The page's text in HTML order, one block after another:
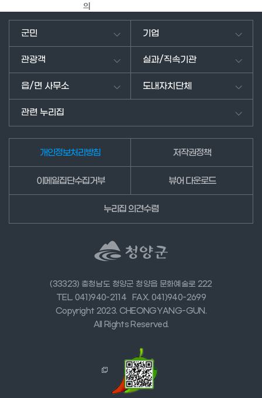
의
의
을
군민 기업
관광객 실과/직속기관
읍/면 사무소 도내자치단체
관련 누리집
개인정보처리방침 저작권정책
이메일집단수집거부 뷰어 다운로드
누리집 의견수렴
(33323) 충청남도 청양군 청양읍 문화예술로 222
TEL. 041)940-2114
FAX. 041)940-2699
Copyright 2023. CHEONGYANG-GUN.
All Rights Reserved.